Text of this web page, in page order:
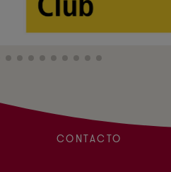
CONTACTO